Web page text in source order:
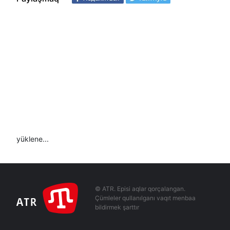
yüklene...
© ATR. Episi aqlar qorçalangan.
Çümleler qullanılganı vaqıt menbaa
bildirmek şarttır